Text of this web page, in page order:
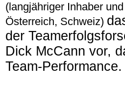
(langjähriger Inhaber
Österreich, Schweiz)
der
Dick McCann vor,
Team-Performance.